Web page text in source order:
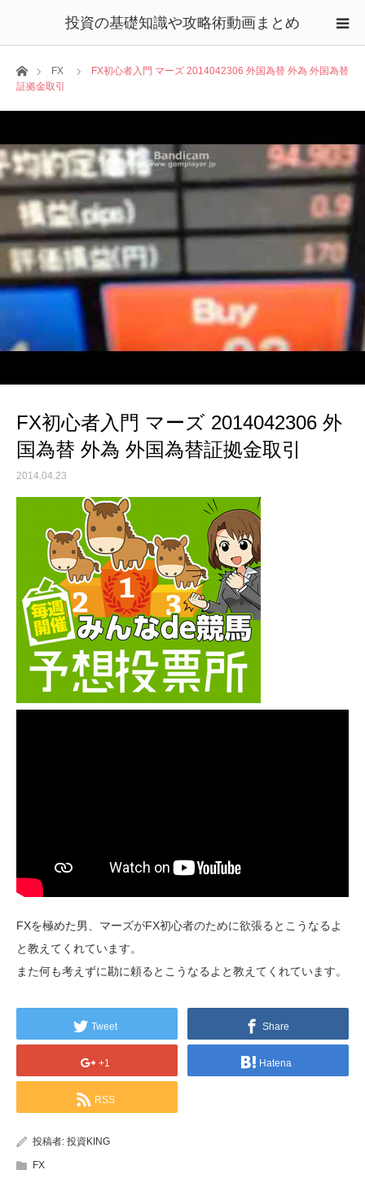
投資の基礎知識や攻略術動画まとめ
ホームFX
FX初心者入門 マーズ 2014042306 外国為替 外為 外国為替
証拠金取引
FX初心者入門 マーズ 2014042306 外
国為替 外為 外国為替証拠金取引
2014.04.23
FXを極めた男、マーズがFX初心者のために欲張るとこうなるよ
と教えてくれています。
また何も考えずに勘に頼るとこうなるよと教えてくれています。
Tweet Share
+1 Hatena
RSS
投稿者: 投資KING
FX